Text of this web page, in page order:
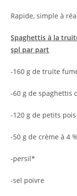
Rapide, simple à
Spaghettis à la
spl par part
-160 g de truite
-60 g de spaghettis
-120 g de petits
-50 g de crème à 4 %
-persil*
-sel poivre